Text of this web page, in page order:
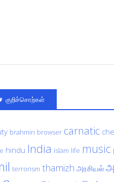
குறிச்சொற்கள்
brahmin browser carnatic
hindu India islam life music
terrorism thamizh அரசியல்